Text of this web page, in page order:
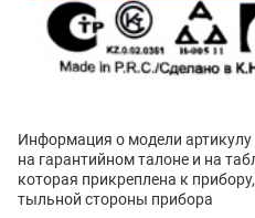
Информация о модели
на гарантийном талоне и на
которая прикреплена к
тыльной стороны прибора